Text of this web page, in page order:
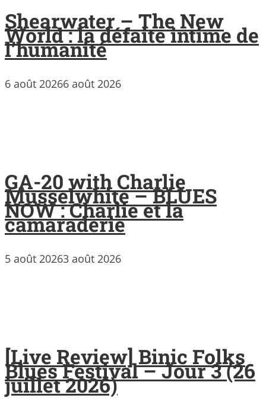
Shearwater – The New
World : la défaite intime de
l’humanité
6 août 20266 août 2026
GA-20 with Charlie
Musselwhite – BLUES
NOW : Charlie et la
camaraderie
5 août 20263 août 2026
[Live Review] Binic Folks
Blues Festival – Jour 3 (26
juillet 2026)